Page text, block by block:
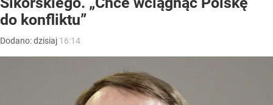
do konfliktu”
Dodano:dzisiaj 16:14